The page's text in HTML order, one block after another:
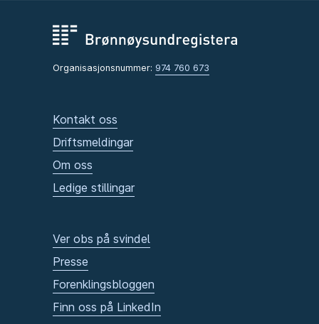
Organisasjonsnummer: 974 760 673
Kontakt oss
Driftsmeldingar
Om oss
Ledige stillingar
Ver obs på svindel
Presse
Forenklingsbloggen
Finn oss på LinkedIn